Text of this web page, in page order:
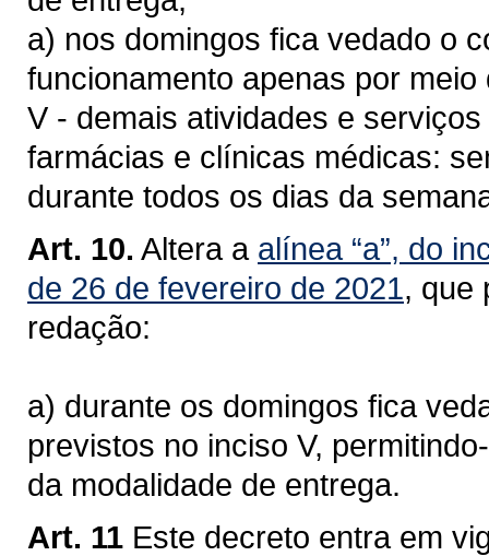
a) nos domingos fica vedado o
funcionamento apenas por
V - demais atividades e
farmácias e clínicas médicas:
durante todos os dias da
Art. 10. Altera a alínea “a”, do
de 26 de fevereiro de 2021, que
redação:
a) durante os domingos fica
previstos no inciso V,
da modalidade de entrega.
Art. 11 Este decreto entra em